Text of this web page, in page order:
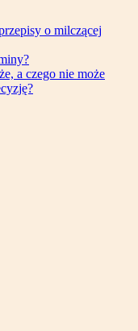
o milczącej
a czego nie może